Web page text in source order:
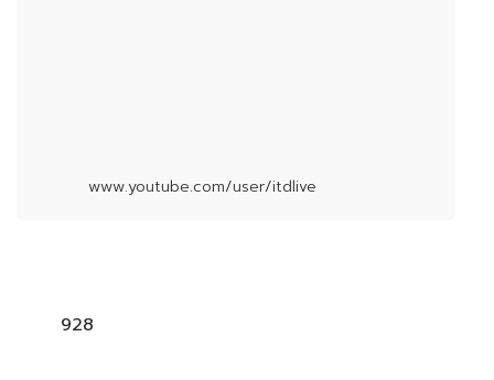
www.youtube.com/user/itdlive
928